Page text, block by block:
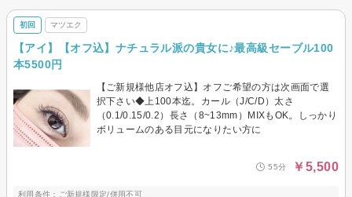
初回 マツエク
【アイ】【オフ込】ナチュラル派の貴女に♪最高級セーブル100
本5500円
【ご新規様他店オフ込】オフご希望の方は次画面で選
択下さい◆上100本迄。カール（J/C/D）太さ
（0.1/0.15/0.2）長さ（8~13mm）MIXもOK。しっかり
ボリュームのある目元になりたい方に
55分 ￥5,500
利用条件：ご新規様限定/併用不可